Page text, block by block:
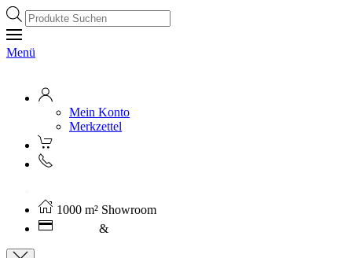
Products
search
Menü
Mein Konto
Merkzettel
1000 m² Showroom
&